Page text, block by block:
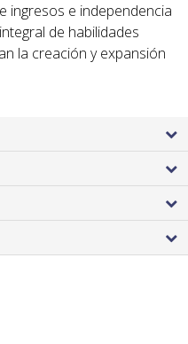
ingresos e independencia
de habilidades
la creación y expansión